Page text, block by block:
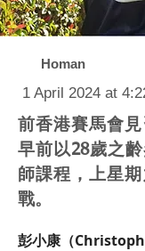
Homan
1 April 2024 at
前香港賽馬會見
早前以28歲之
師課程，上星
戰。
彭小康（